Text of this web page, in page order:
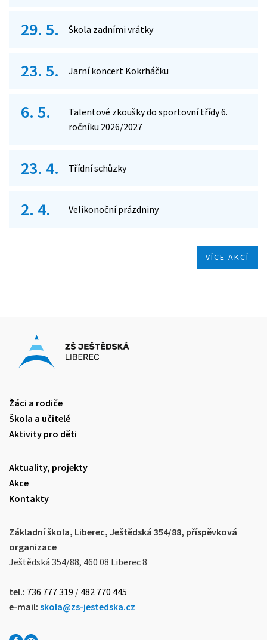
29. 5. Škola zadními vrátky
23. 5. Jarní koncert Kokrháčku
6. 5.
Talentové zkoušky do sportovní třídy 6.
ročníku 2026/2027
23. 4. Třídní schůzky
2. 4. Velikonoční prázdniny
VÍCE AKCÍ
Žáci a rodiče
Škola a učitelé
Aktivity pro děti
Aktuality, projekty
Akce
Kontakty
Základní škola, Liberec, Ještědská 354/88, příspěvková
organizace
Ještědská 354/88, 460 08 Liberec 8
tel.: 736 777 319 / 482 770 445
e-mail: skola@zs-jestedska.cz